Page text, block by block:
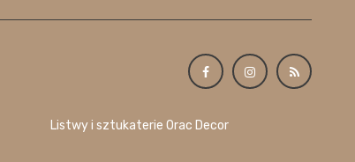
Listwy i sztukaterie Orac Decor